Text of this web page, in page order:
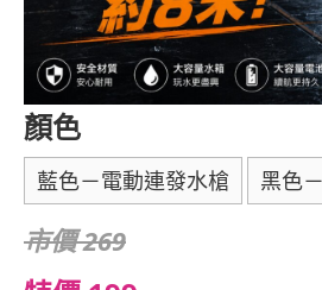
顏色
藍色－電動連發水槍 黑色
市價 269